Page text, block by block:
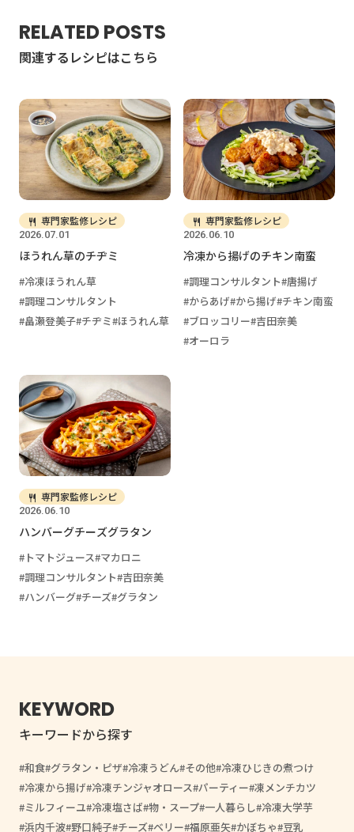
RELATED POSTS
関連するレシピはこちら
2026.07.01
専門家監修レシピ
ほうれん草のチヂミ
冷凍ほうれん草
調理コンサルタント
畠瀬登美子 チヂミ ほうれん草
2026.06.10
専門家監修レシピ
冷凍から揚げのチキン南蛮
調理コンサルタント 唐揚げ
からあげ から揚げ チキン南蛮
ブロッコリー 吉田奈美
オーロラ
2026.06.10
専門家監修レシピ
ハンバーグチーズグラタン
トマトジュース マカロニ
調理コンサルタント 吉田奈美
ハンバーグ チーズ グラタン
KEYWORD
キーワードから探す
和食 グラタン・ピザ 冷凍うどん その他 冷凍ひじきの煮つけ
冷凍から揚げ 冷凍チンジャオロース パーティー 凍メンチカツ
ミルフィーユ 冷凍塩さば 物・スープ 一人暮らし 冷凍大学芋
浜内千波 野口純子 チーズ ベリー 福原亜矢 かぼちゃ 豆乳